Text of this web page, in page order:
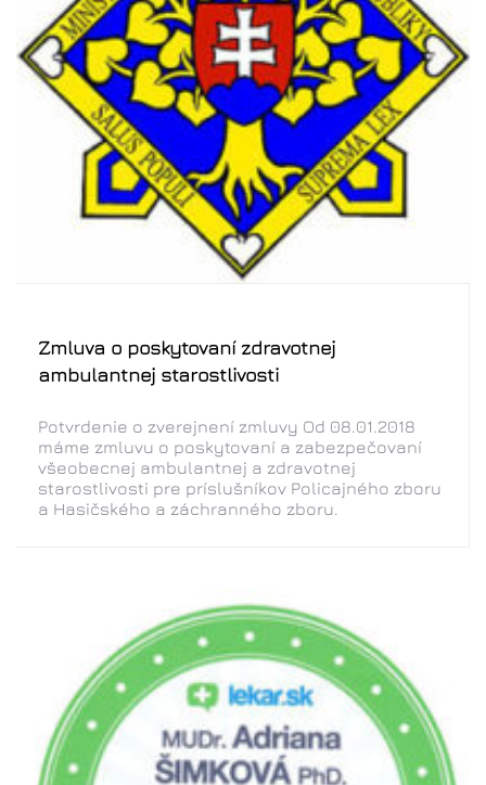
Zmluva o poskytovaní zdravotnej
ambulantnej starostlivosti
Potvrdenie o zverejnení zmluvy Od 08.01.2018
máme zmluvu o poskytovaní a zabezpečovaní
všeobecnej ambulantnej a zdravotnej
starostlivosti pre príslušníkov Policajného zboru
a Hasičského a záchranného zboru.